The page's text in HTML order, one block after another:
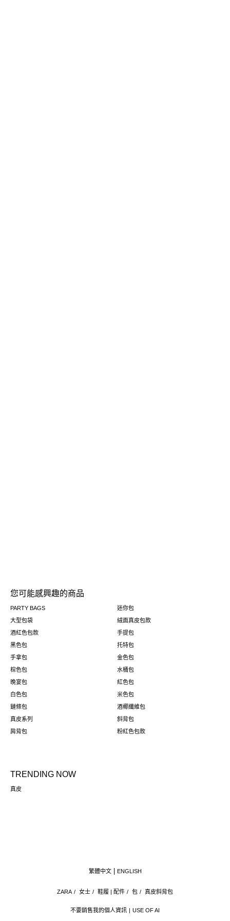
您可能感興趣的商品
PARTY BAGS
迷你包
大型包袋
絨面真皮包款
酒紅色包款
手提包
黑色包
托特包
手拿包
金色包
棕色包
水桶包
晚宴包
紅色包
白色包
米色包
鏈條包
酒椰纖維包
真皮系列
斜背包
肩背包
粉紅色包款
TRENDING NOW
真皮
不要銷售我的個人資訊 USE OF AI
ZARA / 女士 / 鞋履 | 配件 / 包 / 真皮斜背包
繁體中文 ENGLISH